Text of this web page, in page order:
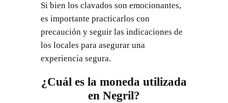
Si bien los clavados son emocionantes,
es importante practicarlos con
precaución y seguir las indicaciones de
los locales para asegurar una
experiencia segura.
¿Cuál es la moneda utilizada
en Negril?